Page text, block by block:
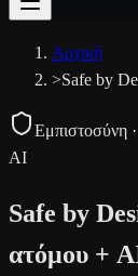
Αρχική
>Safe by
Εμπιστοσύνη
AI
Safe by
ατόμου +